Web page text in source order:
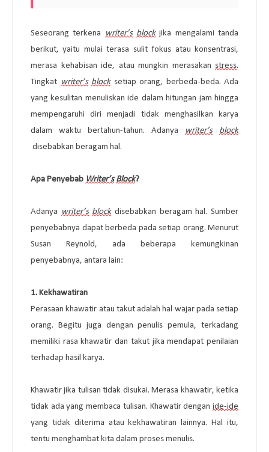
Seseorang terkena writer’s block jika mengalami tanda
berikut, yaitu mulai terasa sulit fokus atau konsentrasi,
merasa kehabisan ide, atau mungkin merasakan stress.
Tingkat writer’s block setiap orang, berbeda-beda. Ada
yang kesulitan menuliskan ide dalam hitungan jam hingga
mempengaruhi diri menjadi tidak menghasilkan karya
dalam waktu bertahun-tahun. Adanya
writer’s
block
disebabkan beragam hal.
Apa Penyebab Writer’s Block?
Adanya writer’s block disebabkan beragam hal. Sumber
penyebabnya dapat berbeda pada setiap orang. Menurut
Susan Reynold, ada beberapa kemungkinan
penyebabnya, antara lain:
1. Kekhawatiran
Perasaan khawatir atau takut adalah hal wajar pada setiap
orang. Begitu juga dengan penulis pemula, terkadang
memiliki rasa khawatir dan takut jika mendapat penilaian
terhadap hasil karya.
Khawatir jika tulisan tidak disukai. Merasa khawatir, ketika
tidak ada yang membaca tulisan. Khawatir dengan ide-ide
yang tidak diterima atau kekhawatiran lainnya. Hal itu,
tentu menghambat kita dalam proses menulis.